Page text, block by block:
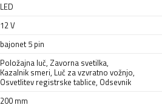
LED
12 V
bajonet 5 pin
Položajna luč, Zavorna svetilka,
Kazalnik smeri, Luč za vzvratno vožnjo,
Osvetlitev registrske tablice, Odsevnik
200 mm